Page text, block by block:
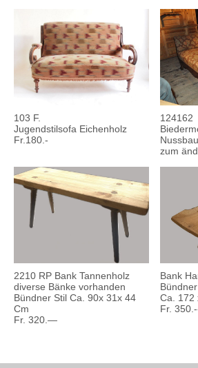
103 F.
Jugendstilsofa Eichenholz
Fr.180.-
124162
zum
2210 RP Bank Tannenholz
diverse Bänke vorhanden
Bündner Stil Ca. 90x 31x 44
Cm
Fr. 320.—
Bank
Ca. 172
Fr.